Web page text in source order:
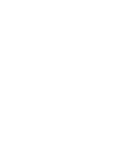
ティ温泉を使って手軽に